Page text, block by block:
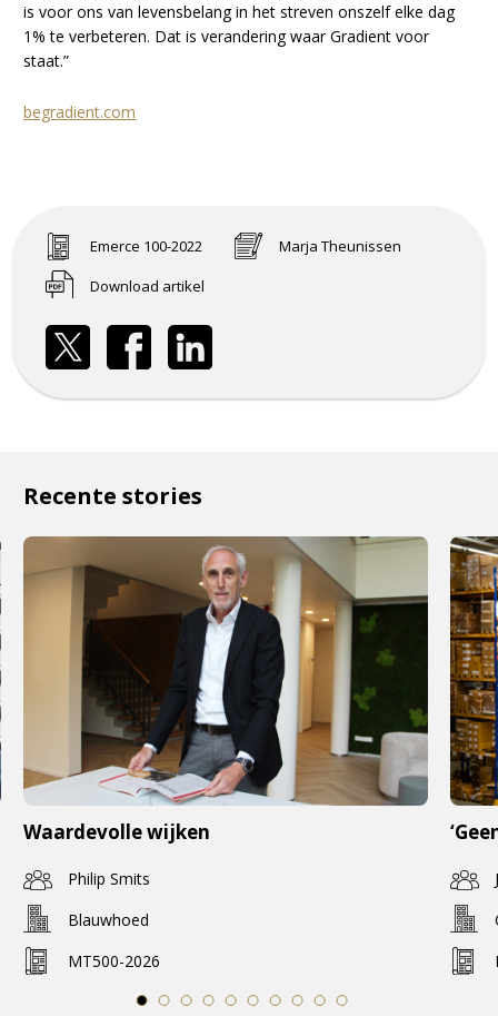
is voor ons van levensbelang in het streven onszelf elke dag
1% te verbeteren. Dat is verandering waar Gradient voor
staat.”
begradient.com
Emerce 100-2022
Marja Theunissen
Download artikel
Recente stories
Waardevolle wijken
Philip Smits
Blauwhoed
MT500-2026
1
2 3 4 5 6 7 8 9
10